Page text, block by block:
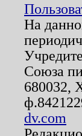
На
Союза
680032,
dv.com